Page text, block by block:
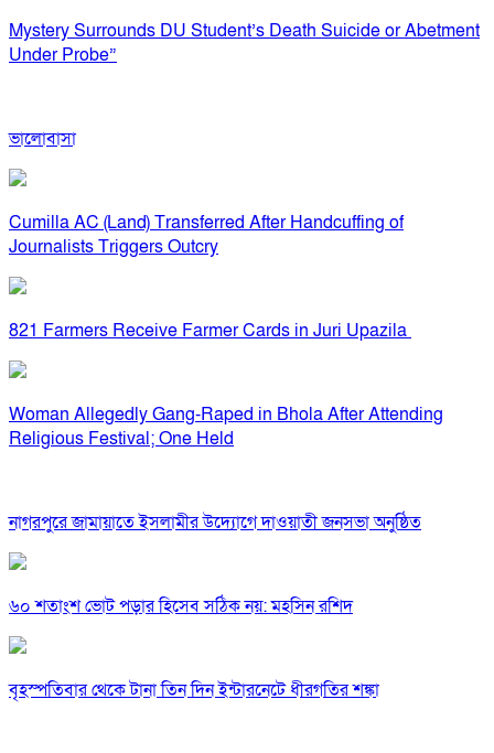
Mystery Surrounds DU Student’s Death Suicide or Abetment
Under Probe”
ভালোবাসা
Cumilla AC (Land) Transferred After Handcuffing of
Journalists Triggers Outcry
821 Farmers Receive Farmer Cards in Juri Upazila
Woman Allegedly Gang-Raped in Bhola After Attending
Religious Festival; One Held
নাগরপুরে জামায়াতে ইসলামীর উদ্যোগে দাওয়াতী জনসভা অনুষ্ঠিত
৬০ শতাংশ ভোট পড়ার হিসেব সঠিক নয়: মহসিন রশিদ
বৃহস্পতিবার থেকে টানা তিন দিন ইন্টারনেটে ধীরগতির শঙ্কা